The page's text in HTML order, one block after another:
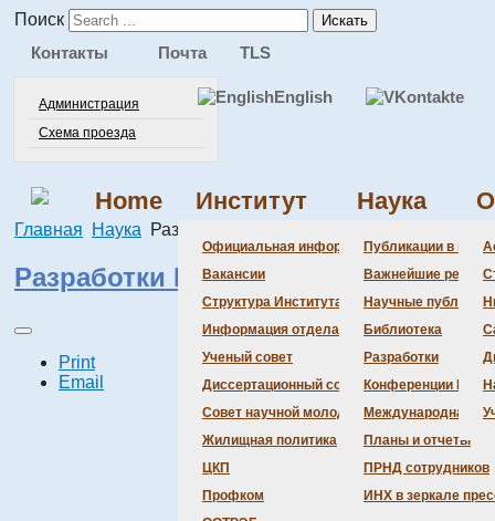
Поиск Искать
Контакты
Администрация
Схема проезда
Почта TLS
English
Home Институт
Официальная информация
Вакансии
Структура Института
Информация отдела кадров
Ученый совет
Диссертационный совет
Совет научной молодежи
Жилищная политика
ЦКП
Профком
Наука
Публикации в
Важнейшие
Научные
Библиотека
Разработки
Конференции
Международная
Планы и отчеты
ПРНД сотрудников
ИНХ в зеркале
Главная Наука Разработки
Разработки ИНХ СО РАН
Print
Email